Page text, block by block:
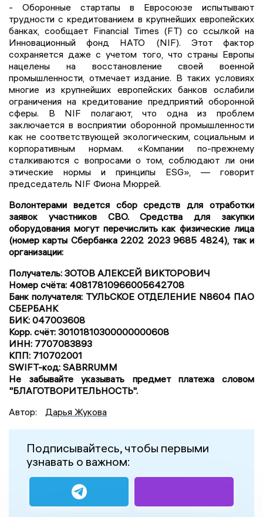
- Оборонные стартапы в Евросоюзе испытывают
трудности с кредитованием в крупнейших европейских
банках, сообщает Financial Times (FT) со ссылкой на
Инновационный фонд НАТО (NIF). Этот фактор
сохраняется даже с учетом того, что страны Европы
нацелены на восстановление своей военной
промышленности, отмечает издание. В таких условиях
многие из крупнейших европейских банков ослабили
ограничения на кредитование предприятий оборонной
сферы. В NIF полагают, что одна из проблем
заключается в восприятии оборонной промышленности
как не соответствующей экологическим, социальным и
корпоративным нормам. «Компании по-прежнему
сталкиваются с вопросами о том, соблюдают ли они
этические нормы и принципы ESG», — говорит
председатель NIF Фиона Мюррей.
Волонтерами ведется сбор средств для отработки
заявок участников СВО. Средства для закупки
оборудования могут перечислить как физические лица
(номер карты Сбербанка 2202 2023 9685 4824), так и
организации:
Получатель: ЗОТОВ АЛЕКСЕЙ ВИКТОРОВИЧ
Номер счёта: 40817810966005642708
Банк получателя: ТУЛЬСКОЕ ОТДЕЛЕНИЕ N8604 ПАО
СБЕРБАНК
БИК: 047003608
Корр. счёт: 30101810300000000608
ИНН: 7707083893
КПП: 710702001
SWIFT-код: SABRRUMM
Не забывайте указывать предмет платежа словом
"БЛАГОТВОРИТЕЛЬНОСТЬ".
Автор:
Дарья Жукова
Подписывайтесь, чтобы первыми
узнавать о важном: